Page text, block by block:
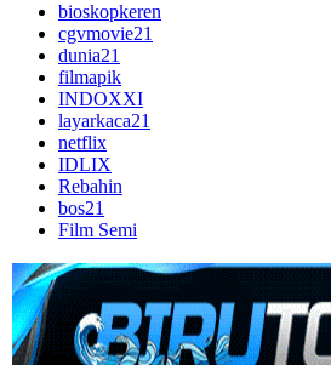
bioskopkeren
cgvmovie21
dunia21
filmapik
INDOXXI
layarkaca21
netflix
IDLIX
Rebahin
bos21
Film Semi